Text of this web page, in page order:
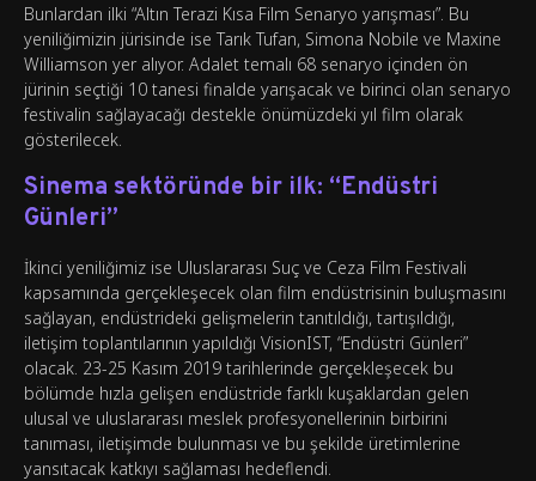
Bunlardan ilki “Altın Terazi Kısa Film Senaryo yarışması”. Bu
yeniliğimizin jürisinde ise Tarık Tufan, Simona Nobile ve Maxine
Williamson yer alıyor. Adalet temalı 68 senaryo içinden ön
jürinin seçtiği 10 tanesi finalde yarışacak ve birinci olan senaryo
festivalin sağlayacağı destekle önümüzdeki yıl film olarak
gösterilecek.
Sinema sektöründe bir ilk: “Endüstri
Günleri”
İkinci yeniliğimiz ise Uluslararası Suç ve Ceza Film Festivali
kapsamında gerçekleşecek olan film endüstrisinin buluşmasını
sağlayan, endüstrideki gelişmelerin tanıtıldığı, tartışıldığı,
iletişim toplantılarının yapıldığı VisionIST, “Endüstri Günleri”
olacak. 23-25 Kasım 2019 tarihlerinde gerçekleşecek bu
bölümde hızla gelişen endüstride farklı kuşaklardan gelen
ulusal ve uluslararası meslek profesyonellerinin birbirini
tanıması, iletişimde bulunması ve bu şekilde üretimlerine
yansıtacak katkıyı sağlaması hedeflendi.